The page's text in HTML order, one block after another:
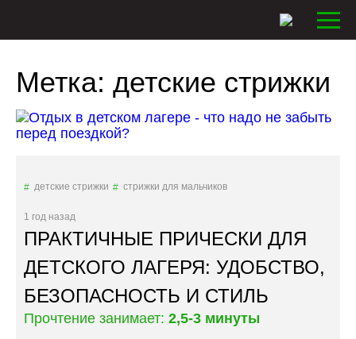
Метка: детские стрижки
детские стрижки стрижки для мальчиков
1 год назад
ПРАКТИЧНЫЕ ПРИЧЕСКИ ДЛЯ
ДЕТСКОГО ЛАГЕРЯ: УДОБСТВО,
БЕЗОПАСНОСТЬ И СТИЛЬ
Прочтение занимает: 2,5-3 минуты